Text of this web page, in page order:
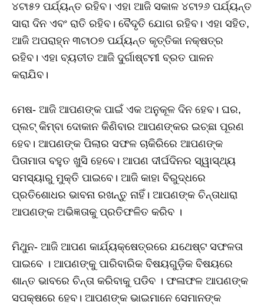
୪ଟା୫୨ ପର୍ଯ୍ୟନ୍ତ ରହିବ। ଏହା ଆଜି ସକାଳ ୪ଟା୨୬ ପର୍ଯ୍ୟନ୍ତ
ସାରା ଦିନ ଏବଂ ରାତି ରହିବ। ବୈଦୃତି ଯୋଗ ରହିବ। ଏହା ସହିତ,
ଆଜି ଅପରାହ୍ନ ୩ଟା୦୭ ପର୍ଯ୍ୟନ୍ତ କୃତ୍ତିକା ନକ୍ଷତ୍ର
ରହିବ। ଏହା ବ୍ୟତୀତ ଆଜି ଦୁର୍ଗାଷ୍ଟମୀ ବ୍ରତ ପାଳନ
କରାଯିବ।
ମେଷ- ଆଜି ଆପଣଙ୍କ ପାଇଁ ଏକ ଅନୁକୂଳ ଦିନ ହେବ। ଘର,
ପ୍ଲଟ୍ କିମ୍ବା ଦୋକାନ କିଣିବାର ଆପଣଙ୍କର ଇଚ୍ଛା ପୂରଣ
ହେବ। ଆପଣଙ୍କ ପିଲାର ସଫଳ ଚାକିରିରେ ଆପଣଙ୍କ
ପିତାମାତା ବହୁତ ଖୁସି ହେବେ। ଆପଣ ଦୀର୍ଘଦିନର ସ୍ୱାସ୍ଥ୍ୟ
ସମସ୍ୟାରୁ ମୁକ୍ତି ପାଇବେ। ଆଜି କାହା ବିରୁଦ୍ଧରେ
ପ୍ରତିଶୋଧର ଭାବନା ରଖନ୍ତୁ ନାହିଁ। ଆପଣଙ୍କ ଚିନ୍ତାଧାରା
ଆପଣଙ୍କ ଅଭିଜ୍ଞତାକୁ ପ୍ରତିଫଳିତ କରିବ ।
ମିଥୁନ- ଆଜି ଆପଣ କାର୍ଯ୍ୟକ୍ଷେତ୍ରରେ ଯଥେଷ୍ଟ ସଫଳତା
ପାଇବେ । ଆପଣଙ୍କୁ ପାରିବାରିକ ବିଷୟଗୁଡ଼ିକ ବିଷୟରେ
ଶାନ୍ତ ଭାବରେ ଚିନ୍ତା କରିବାକୁ ପଡିବ । ଫଳାଫଳ ଆପଣଙ୍କ
ସପକ୍ଷରେ ହେବ। ଆପଣଙ୍କ ଭାଇମାନେ ସେମାନଙ୍କ